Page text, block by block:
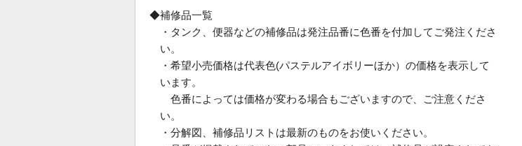
◆補修品一覧
・タンク、便器などの補修品は発注品番に色番を付加してご発注くださ
い。
・希望小売価格は代表色(パステルアイボリーほか）の価格を表示して
います。
色番によっては価格が変わる場合もございますので、ご注意くださ
い。
・分解図、補修品リストは最新のものをお使いください。